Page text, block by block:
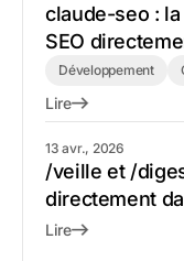
claude-seo :
SEO
Développement
Lire
13 avr., 2026
/veille et /
directement
Lire